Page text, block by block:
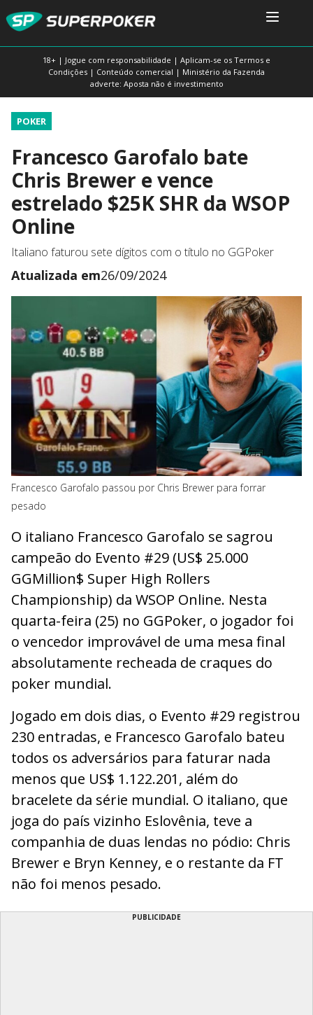
18+ | Jogue com responsabilidade | Aplicam-se os Termos e
Condições | Conteúdo comercial | Ministério da Fazenda
adverte: Aposta não é investimento
POKER
Francesco Garofalo bate
Chris Brewer e vence
estrelado $25K SHR da WSOP
Online
Italiano faturou sete dígitos com o título no GGPoker
Atualizada em26/09/2024
Francesco Garofalo passou por Chris Brewer para forrar
pesado
O italiano Francesco Garofalo se sagrou
campeão do Evento #29 (US$ 25.000
GGMillion$ Super High Rollers
Championship) da WSOP Online. Nesta
quarta-feira (25) no GGPoker, o jogador foi
o vencedor improvável de uma mesa final
absolutamente recheada de craques do
poker mundial.
Jogado em dois dias, o Evento #29 registrou
230 entradas, e Francesco Garofalo bateu
todos os adversários para faturar nada
menos que US$ 1.122.201, além do
bracelete da série mundial. O italiano, que
joga do país vizinho Eslovênia, teve a
companhia de duas lendas no pódio: Chris
Brewer e Bryn Kenney, e o restante da FT
não foi menos pesado.
PUBLICIDADE